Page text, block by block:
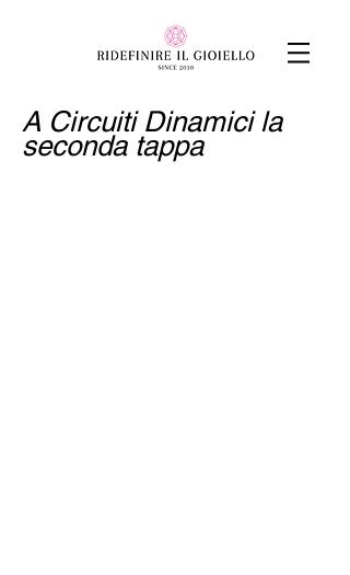
A Circuiti Dinamici la
seconda tappa